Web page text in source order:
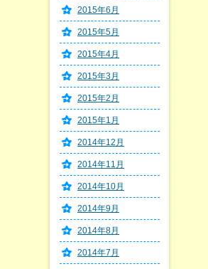
2015年6月
2015年5月
2015年4月
2015年3月
2015年2月
2015年1月
2014年12月
2014年11月
2014年10月
2014年9月
2014年8月
2014年7月